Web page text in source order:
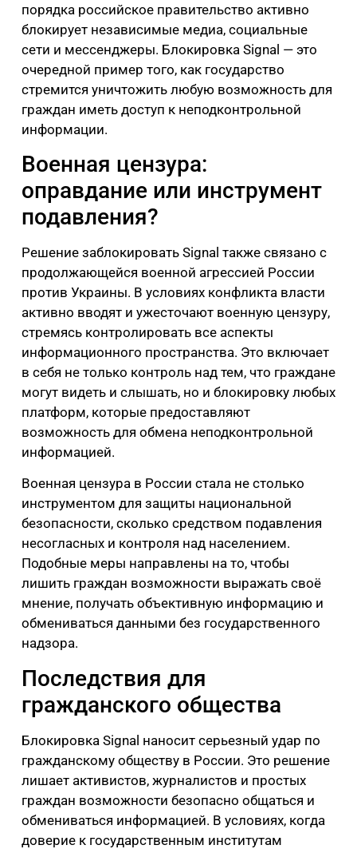
порядка российское правительство активно
блокирует независимые медиа, социальные
сети и мессенджеры. Блокировка Signal — это
очередной пример того, как государство
стремится уничтожить любую возможность для
граждан иметь доступ к неподконтрольной
информации.
Военная цензура:
оправдание или инструмент
подавления?
Решение заблокировать Signal также связано с
продолжающейся военной агрессией России
против Украины. В условиях конфликта власти
активно вводят и ужесточают военную цензуру,
стремясь контролировать все аспекты
информационного пространства. Это включает
в себя не только контроль над тем, что граждане
могут видеть и слышать, но и блокировку любых
платформ, которые предоставляют
возможность для обмена неподконтрольной
информацией.
Военная цензура в России стала не столько
инструментом для защиты национальной
безопасности, сколько средством подавления
несогласных и контроля над населением.
Подобные меры направлены на то, чтобы
лишить граждан возможности выражать своё
мнение, получать объективную информацию и
обмениваться данными без государственного
надзора.
Последствия для
гражданского общества
Блокировка Signal наносит серьезный удар по
гражданскому обществу в России. Это решение
лишает активистов, журналистов и простых
граждан возможности безопасно общаться и
обмениваться информацией. В условиях, когда
доверие к государственным институтам